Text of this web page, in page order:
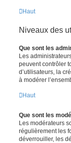
Haut
Niveaux des
Que sont les
Les
peuvent contrôler
d’utilisateurs, la
à modérer
Haut
Que sont les
Les modérateurs
régulièrement les
déverrouiller, les